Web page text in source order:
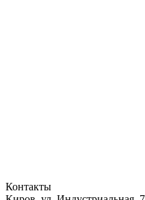
Контакты